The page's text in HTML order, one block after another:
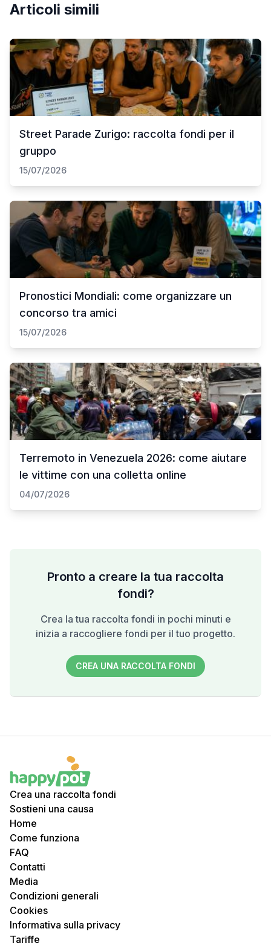
Articoli simili
Street Parade Zurigo: raccolta fondi per il
gruppo
15/07/2026
Pronostici Mondiali: come organizzare un
concorso tra amici
15/07/2026
Terremoto in Venezuela 2026: come aiutare
le vittime con una colletta online
04/07/2026
Pronto a creare la tua raccolta
fondi?
Crea la tua raccolta fondi in pochi minuti e
inizia a raccogliere fondi per il tuo progetto.
CREA UNA RACCOLTA FONDI
Crea una raccolta fondi
Sostieni una causa
Home
Come funziona
FAQ
Contatti
Media
Condizioni generali
Cookies
Informativa sulla privacy
Tariffe